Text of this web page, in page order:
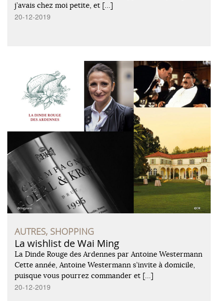
j’avais chez moi petite, et […]
20-12-2019
AUTRES, SHOPPING
La wishlist de Wai Ming
La Dinde Rouge des Ardennes par Antoine Westermann
Cette année, Antoine Westermann s’invite à domicile,
puisque vous pourrez commander et […]
20-12-2019